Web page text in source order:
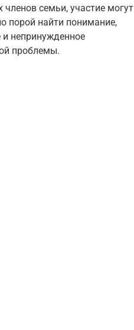
семьи, участие могут
порой найти понимание,
непринужденное
проблемы.